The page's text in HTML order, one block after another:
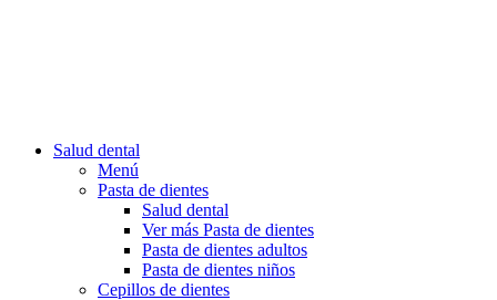
Salud dental
Menú
Pasta de dientes
Salud dental
Ver más Pasta de dientes
Pasta de dientes adultos
Pasta de dientes niños
Cepillos de dientes